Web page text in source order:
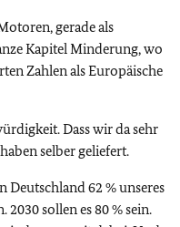
gerade als
Kapitel Minderung, wo
Zahlen als Europäische
Dass wir da sehr
selber geliefert.
62 % unseres
sollen es 80 % sein.